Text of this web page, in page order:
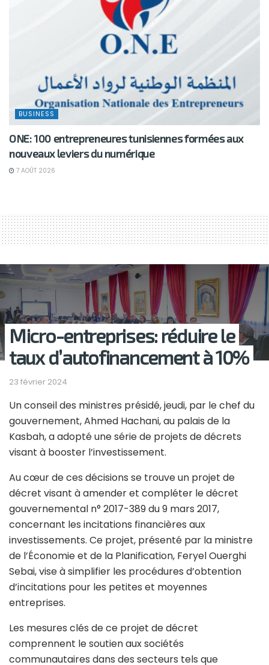
BUSINESS
ONE: 100 entrepreneures tunisiennes formées aux
nouveaux leviers du numérique
7 AOÛT 2026
Micro-entreprises: réduire le
taux d’autofinancement à 10%
23 février 2024
Un conseil des ministres présidé, jeudi, par le chef du
gouvernement, Ahmed Hachani, au palais de la
Kasbah, a adopté une série de projets de décrets
visant à booster l’investissement.
Au cœur de ces décisions se trouve un projet de
décret visant à amender et compléter le décret
gouvernemental n° 2017-389 du 9 mars 2017,
concernant les incitations financières aux
investissements. Ce projet, présenté par la ministre
de l’Économie et de la Planification, Feryel Ouerghi
Sebai, vise à simplifier les procédures d’obtention
d’incitations pour les petites et moyennes
entreprises.
Les mesures clés de ce projet de décret
comprennent le soutien aux sociétés
communautaires dans des secteurs tels que